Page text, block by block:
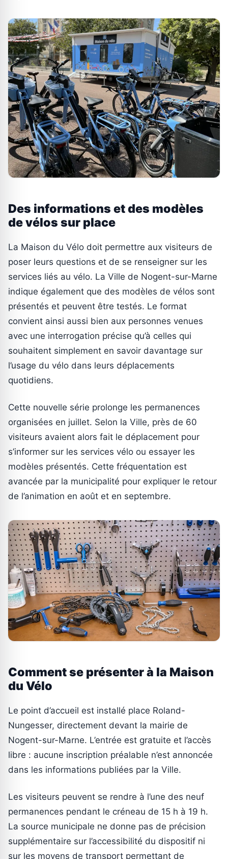
Des informations et des modèles
de vélos sur place
La Maison du Vélo doit permettre aux visiteurs de
poser leurs questions et de se renseigner sur les
services liés au vélo. La Ville de Nogent-sur-Marne
indique également que des modèles de vélos sont
présentés et peuvent être testés. Le format
convient ainsi aussi bien aux personnes venues
avec une interrogation précise qu’à celles qui
souhaitent simplement en savoir davantage sur
l’usage du vélo dans leurs déplacements
quotidiens.
Cette nouvelle série prolonge les permanences
organisées en juillet. Selon la Ville, près de 60
visiteurs avaient alors fait le déplacement pour
s’informer sur les services vélo ou essayer les
modèles présentés. Cette fréquentation est
avancée par la municipalité pour expliquer le retour
de l’animation en août et en septembre.
Comment se présenter à la Maison
du Vélo
Le point d’accueil est installé place Roland-
Nungesser, directement devant la mairie de
Nogent-sur-Marne. L’entrée est gratuite et l’accès
libre : aucune inscription préalable n’est annoncée
dans les informations publiées par la Ville.
Les visiteurs peuvent se rendre à l’une des neuf
permanences pendant le créneau de 15 h à 19 h.
La source municipale ne donne pas de précision
supplémentaire sur l’accessibilité du dispositif ni
sur les moyens de transport permettant de